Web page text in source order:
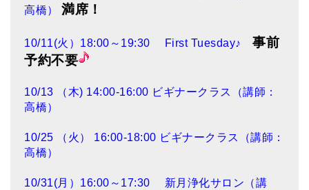
高橋）
満席！
10/11(火）18:00～19:30 First Tuesday♪
事前
予約不要
10/13 （木) 14:00-16:00 ビギナークラス（講師：
高橋）
10/25 （火） 16:00-18:00 ビギナークラス（講師：
高橋）
10/31(月）16:00～17:30 新月浄化サロン（講